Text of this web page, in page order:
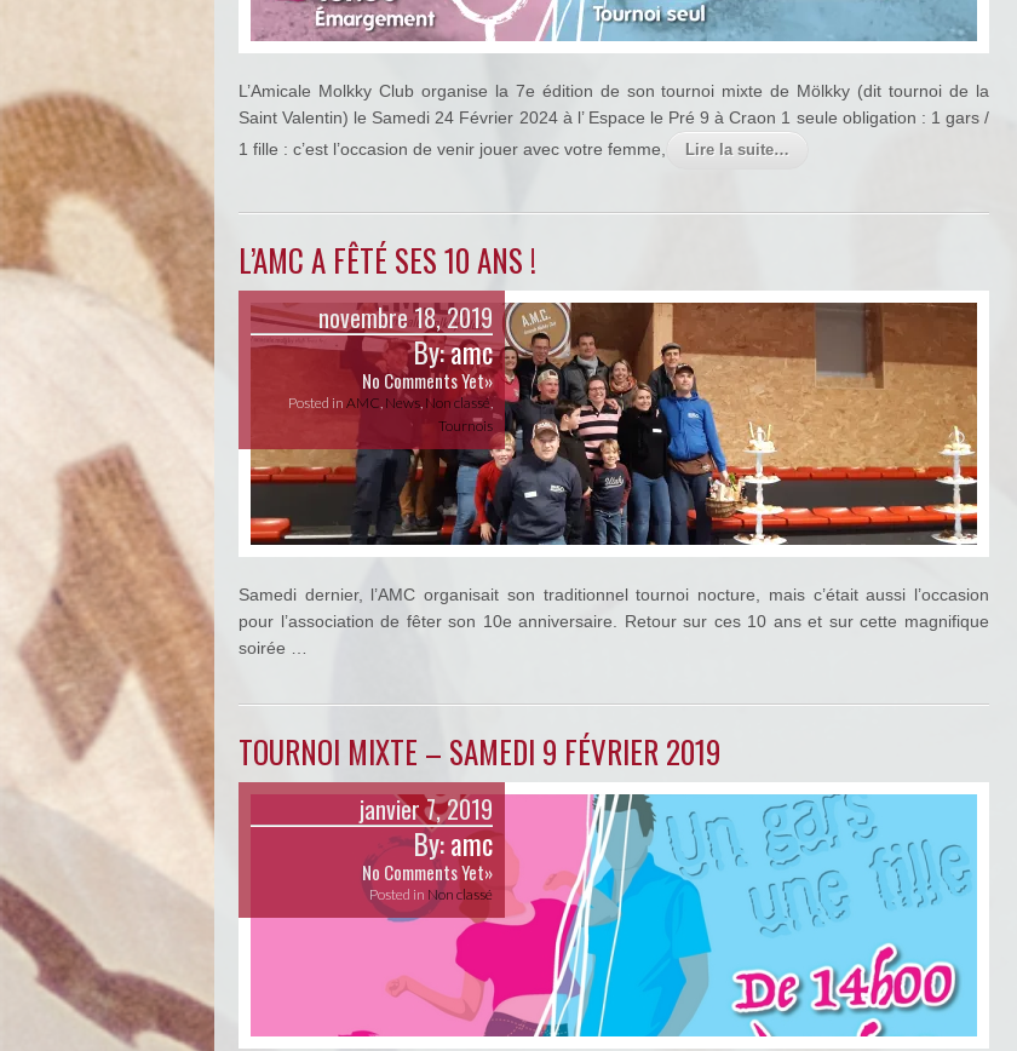
L’Amicale Molkky Club organise la 7e édition de son tournoi mixte de Mölkky (dit tournoi de la
Saint Valentin) le Samedi 24 Février 2024 à l’ Espace le Pré 9 à Craon 1 seule obligation : 1 gars /
1 fille : c’est l’occasion de venir jouer avec votre femme,
Lire la suite…
L’AMC A FÊTÉ SES 10 ANS !
novembre 18, 2019
By:amc
No Comments Yet»
Posted in AMC, News, Non classé,
Tournois
Samedi dernier, l’AMC organisait son traditionnel tournoi nocture, mais c’était aussi l’occasion
pour l’association de fêter son 10e anniversaire. Retour sur ces 10 ans et sur cette magnifique
soirée …
TOURNOI MIXTE – SAMEDI 9 FÉVRIER 2019
janvier 7, 2019
By:amc
No Comments Yet»
Posted in Non classé